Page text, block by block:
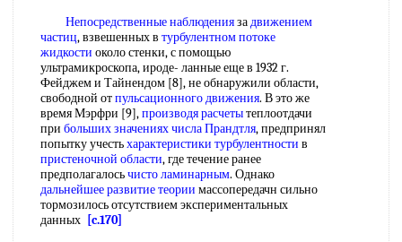
Непосредственные наблюдениязадвижением
частиц, взвешенных в турбулентном потоке
жидкости около стенки, с помощью
ультрамикроскопа, ироде- ланные еще в 1932 г.
Фейджем и Тайнендом [8], не обнаружили области,
свободной отпульсационного движения. В это же
время Мэрфри [9],производя расчетытеплоотдачи
при больших значенияхчисла Прандтля, предпринял
попытку учестьхарактеристики турбулентности в
пристеночной области, где течение ранее
предполагалосьчисто ламинарным. Однако
дальнейшее развитие теории массопередачн сильно
тормозилось отсутствием экспериментальных
данных [c.170]